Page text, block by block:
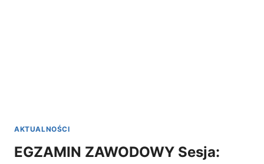
1W
PŁOŃSKU
AKTUALNOŚCI
EGZAMIN ZAWODOWY Sesja: